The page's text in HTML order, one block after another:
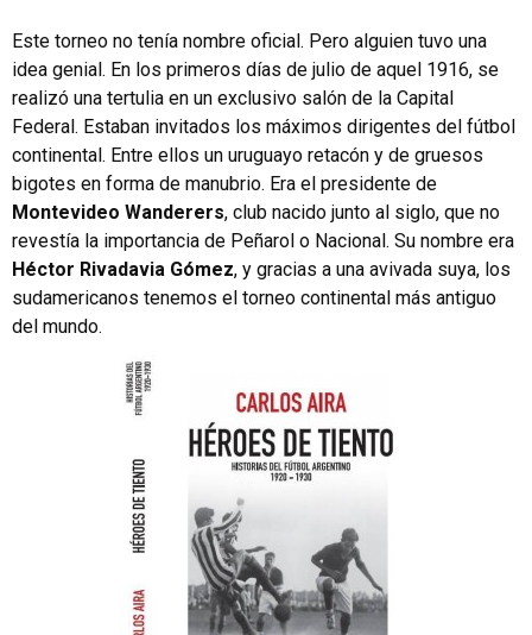
Este torneo no tenía nombre oficial. Pero alguien tuvo una
idea genial. En los primeros días de julio de aquel 1916, se
realizó una tertulia en un exclusivo salón de la Capital
Federal. Estaban invitados los máximos dirigentes del fútbol
continental. Entre ellos un uruguayo retacón y de gruesos
bigotes en forma de manubrio. Era el presidente de
Montevideo Wanderers, club nacido junto al siglo, que no
revestía la importancia de Peñarol o Nacional. Su nombre era
Héctor Rivadavia Gómez, y gracias a una avivada suya, los
sudamericanos tenemos el torneo continental más antiguo
del mundo.